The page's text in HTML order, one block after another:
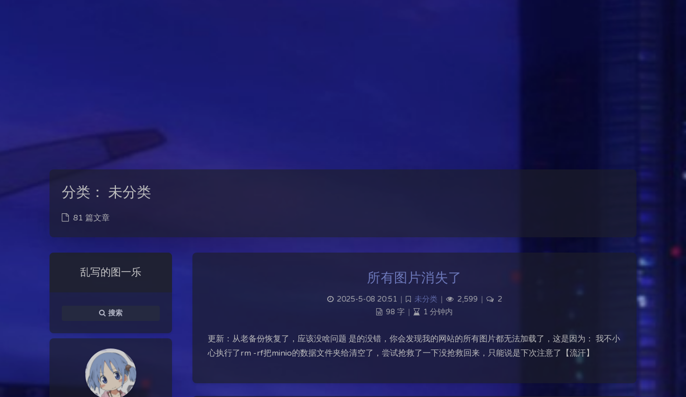
分类： 未分类
81 篇文章
乱写的图一乐
搜索
所有图片消失了
2025-5-08 20:51 未分类 2,599
2
98 字
1 分钟内
更新：从老备份恢复了，应该没啥问题 是的没错，你会发现我的网站的所有图片都无法加载了，这是因为： 我不小
心执行了rm -rf把minio的数据文件夹给清空了，尝试抢救了一下没抢救回来，只能说是下次注意了【流汗】